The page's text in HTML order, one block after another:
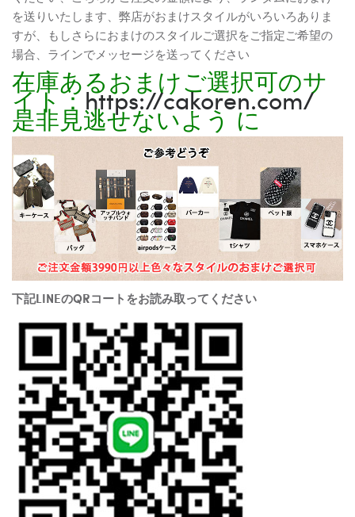
を送りいたします、弊店がおまけスタイルがいろいろありま
すが、もしさらにおまけのスタイルご選択をご指定ご希望の
場合、ラインでメッセージを送ってください
在庫あるおまけご選択可のサ
イト：https://cakoren.com/
是非見逃せないよう に
下記LINEのQRコートをお読み取ってください